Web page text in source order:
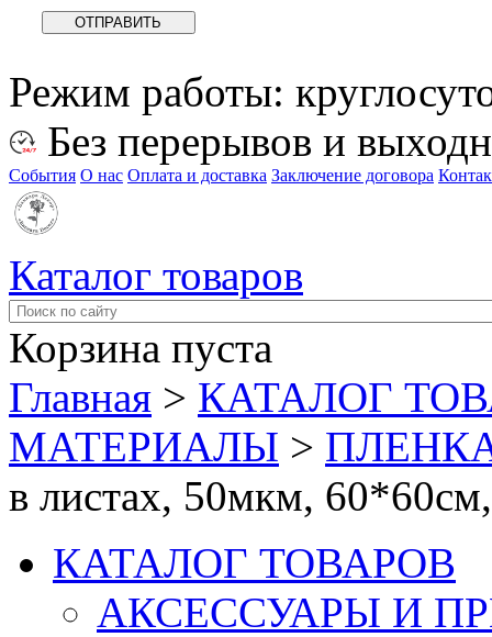
Режим работы:
Без перерывов и
События О нас Оплата и доставка Заключение договора
Каталог товаров
Корзина пуста
Главная > КАТАЛОГ
МАТЕРИАЛЫ >
в листах, 50мкм,
КАТАЛОГ ТОВАРОВ
АКСЕССУАРЫ И